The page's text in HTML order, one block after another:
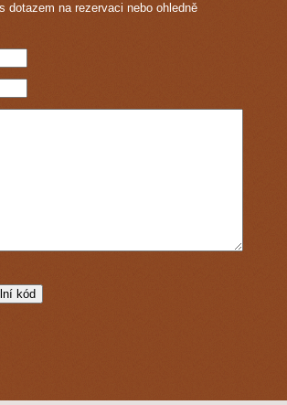
dotazem na rezervaci nebo ohledně